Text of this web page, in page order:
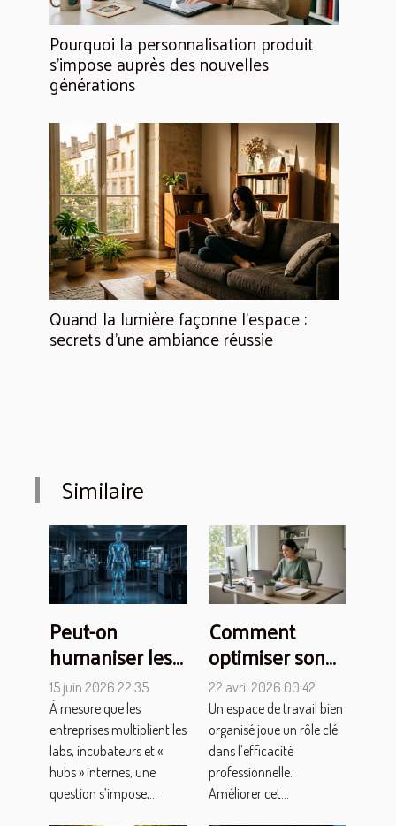
Pourquoi la personnalisation produit
s’impose auprès des nouvelles
générations
Quand la lumière façonne l’espace :
secrets d’une ambiance réussie
Similaire
Peut-on
humaniser les
structures
d’innovation ?
15 juin 2026 22:35
À mesure que les
entreprises multiplient les
labs, incubateurs et «
hubs » internes, une
question s’impose,...
Comment
optimiser son
espace de
travail pour
booster sa
productivité ?
22 avril 2026 00:42
Un espace de travail bien
organisé joue un rôle clé
dans l'efficacité
professionnelle.
Améliorer cet...